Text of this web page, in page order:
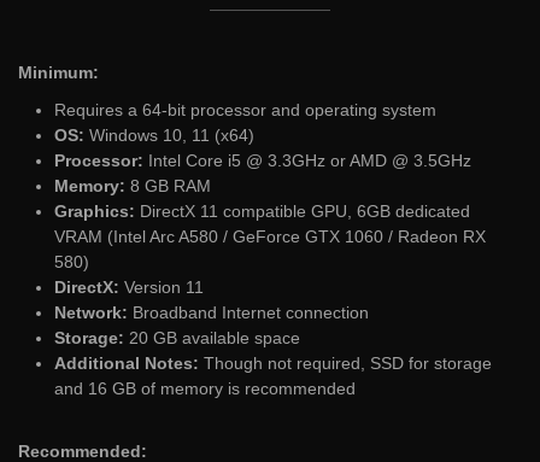
Minimum:
Requires a 64-bit processor and operating system
OS: Windows 10, 11 (x64)
Processor: Intel Core i5 @ 3.3GHz or AMD @ 3.5GHz
Memory: 8 GB RAM
Graphics: DirectX 11 compatible GPU, 6GB dedicated
VRAM (Intel Arc A580 / GeForce GTX 1060 / Radeon RX
580)
DirectX: Version 11
Network: Broadband Internet connection
Storage: 20 GB available space
Additional Notes: Though not required, SSD for storage
and 16 GB of memory is recommended
Recommended: